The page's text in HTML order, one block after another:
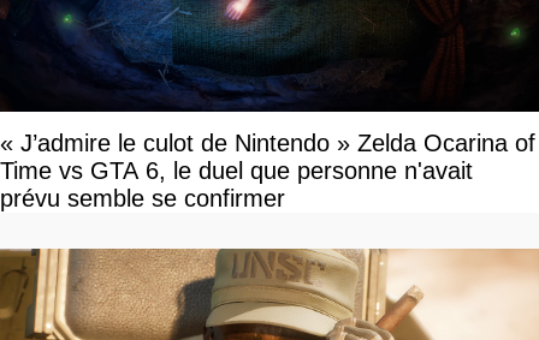
« J’admire le culot de Nintendo » Zelda Ocarina of
Time vs GTA 6, le duel que personne n'avait
prévu semble se confirmer